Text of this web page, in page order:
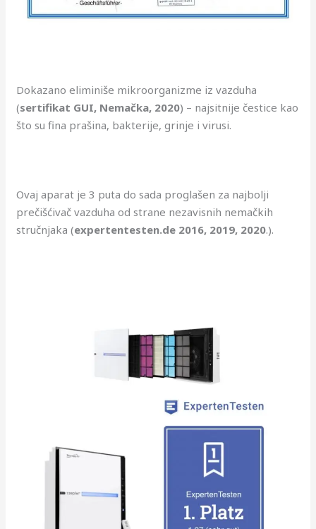
Dokazano eliminiše mikroorganizme iz vazduha
(sertifikat GUI, Nemačka, 2020) – najsitnije čestice kao
što su fina prašina, bakterije, grinje i virusi.
Ovaj aparat je 3 puta do sada proglašen za najbolji
prečišćivač vazduha od strane nezavisnih nemačkih
stručnjaka (expertentesten.de 2016, 2019, 2020.).